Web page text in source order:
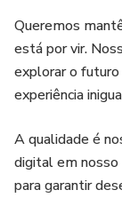
Queremos
está por vir.
explorar o futuro
experiência
A qualidade é
digital em nosso
para garantir